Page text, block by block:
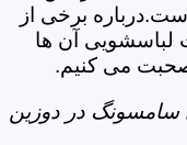
برخی از
لباسشویی آن ها
می کنیم.
سامسونگ در دوزین